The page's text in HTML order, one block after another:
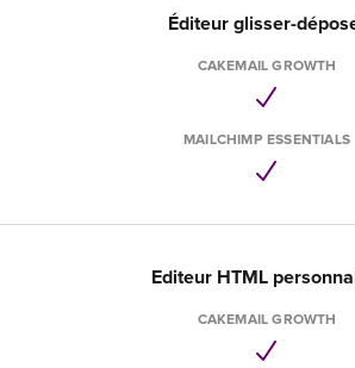
Éditeur glisser-
CAKEMAIL GROWTH
MAILCHIMP ESSENTIALS
Editeur HTML
CAKEMAIL GROWTH